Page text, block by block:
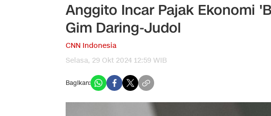
Anggito Incar Pajak Ekonomi
Gim Daring-Judol
CNN Indonesia
Selasa, 29 Okt 2024 12:59 WIB
Bagikan: